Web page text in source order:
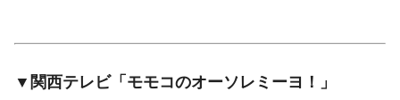
▼関西テレビ「モモコのオーソレミーヨ！」